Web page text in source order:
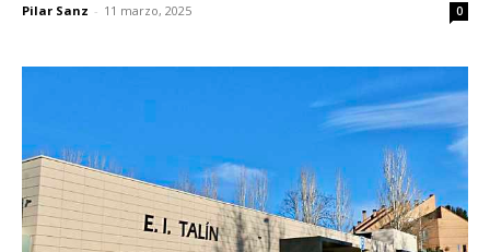
Pilar Sanz - 11 marzo, 2025 0